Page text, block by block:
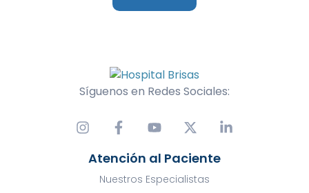
Síguenos en Redes Sociales:
Atención al Paciente
Nuestros Especialistas